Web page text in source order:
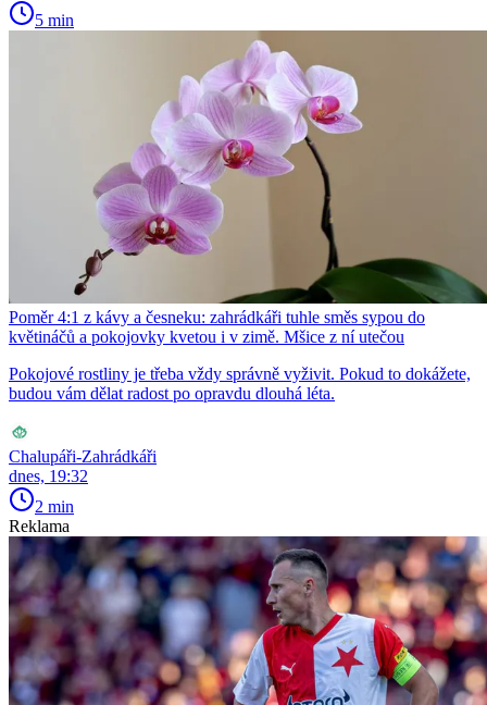
5 min
Poměr 4:1 z kávy a česneku: zahrádkáři tuhle směs sypou do
květináčů a pokojovky kvetou i v zimě. Mšice z ní utečou
Pokojové rostliny je třeba vždy správně vyživit. Pokud to dokážete,
budou vám dělat radost po opravdu dlouhá léta.
Chalupáři-Zahrádkáři
dnes, 19:32
2 min
Reklama